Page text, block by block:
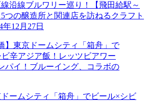
沿線ブルワリー巡り！【飛田給駅～
つの醸造所と関連店を訪ねるクラフト
年12月27日
ドームシティ「箱舟」でビール×シビ